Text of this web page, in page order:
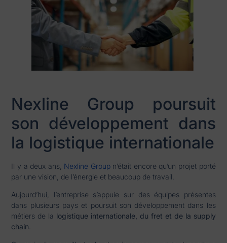
Nexline Group poursuit
son développement dans
la logistique internationale
Il y a deux ans, Nexline Groupn’était encore qu’un projet porté
par une vision, de l’énergie et beaucoup de travail.
Aujourd’hui, l’entreprise s’appuie sur des équipes présentes
dans plusieurs pays et poursuit son développement dans les
métiers de la logistique internationale, du fret et de la supply
chain